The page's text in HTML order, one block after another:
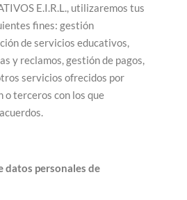
E.I.R.L., utilizaremos tus
fines: gestión
de servicios educativos,
y reclamos, gestión de pagos,
servicios ofrecidos por
terceros con los que
datos personales de